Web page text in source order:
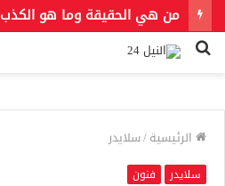
من هي الحقيقة وما هو الكذب
بحث
الرئيسية/سلايدر
سلايدر فنون